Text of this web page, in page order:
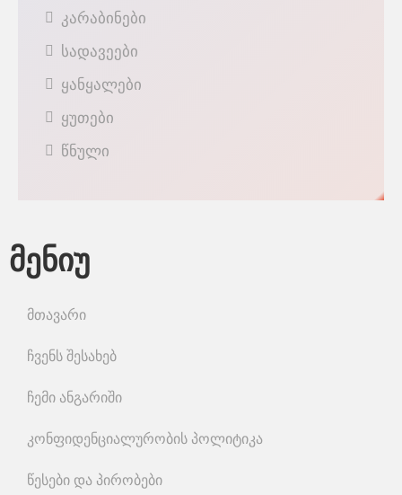
კარაბინები
სადავეები
ყანყალები
ყუთები
წნული
მენიუ
მთავარი
ჩვენს შესახებ
ჩემი ანგარიში
კონფიდენციალურობის პოლიტიკა
წესები და პირობები